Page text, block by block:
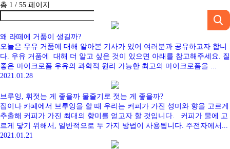
총 1 / 55 페이지
왜 라떼에 거품이 생길까?
오늘은 우유 거품에 대해 알아본 기사가 있어 여러분과 공유하고자 합니
다. 우유 거품에 대해 더 알고 싶은 것이 있으면 아래를 참고해주세요. 질
좋은 마이크로폼 우유의 과학적 원리 가능한 최고의 마이크로폼을 ...
2021.01.28
브루잉, 휘젓는 게 좋을까 물줄기로 젓는 게 좋을까?
집이나 카페에서 브루잉을 할 때 우리는 커피가 가진 성미와 향을 고르게
추출해 커피가 가진 최대의 향미를 얻고자 할 것입니다. 커피가 물에 고
르게 닿기 위해서, 일반적으로 두 가지 방법이 사용됩니다. 주전자에서...
2021.01.21